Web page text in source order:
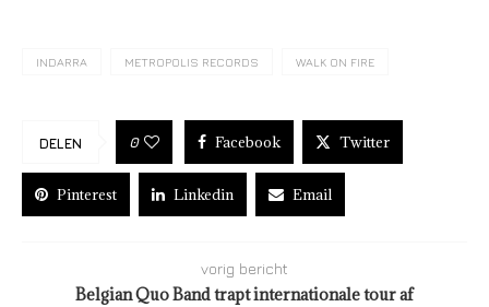
INDARRA METROPOLIS RECORDS WALK ON FIRE
DELEN 0 Facebook Twitter
Pinterest Linkedin Email
vorig bericht
Belgian Quo Band trapt internationale tour af